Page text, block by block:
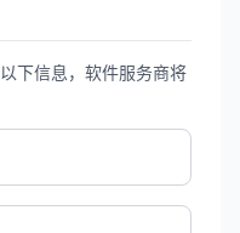
下信息，软件服务商将